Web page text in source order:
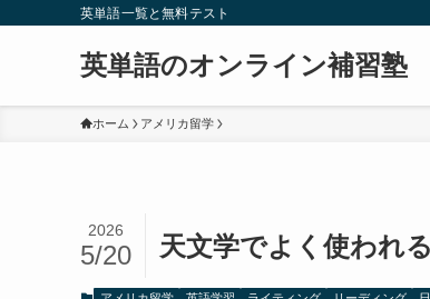
英単語一覧と無料テスト
英単語のオンライン補習塾
ホーム アメリカ留学
天文学でよく使われ
2026
5/20